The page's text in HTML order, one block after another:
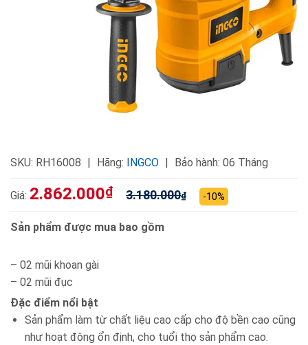
SKU: RH16008 Hãng: INGCO Bảo hành: 06 Tháng
Giá: 2.862.000₫ 3.180.000₫ -10%
Sản phẩm được mua bao gồm
– 02 mũi khoan gài
– 02 mũi đục
Đặc điểm nổi bật
Sản phẩm làm từ chất liệu cao cấp cho độ bền cao cũng
như hoạt động ổn định, cho tuổi thọ sản phẩm cao.